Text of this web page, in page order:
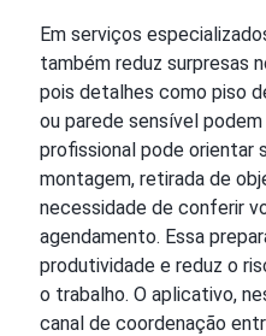
Em serviços
também reduz surpresas
pois detalhes como piso
ou parede sensível
profissional pode orientar
montagem, retirada de
necessidade de conferir
agendamento. Essa
produtividade e reduz o
o trabalho. O aplicativo,
canal de coordenação